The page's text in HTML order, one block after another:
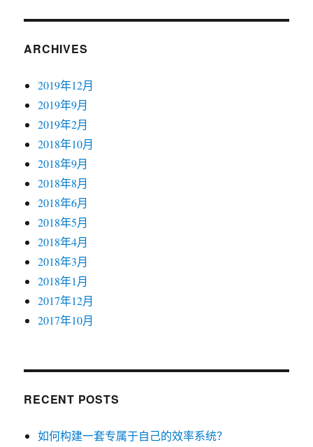
ARCHIVES
2019年12月
2019年9月
2019年2月
2018年10月
2018年9月
2018年8月
2018年6月
2018年5月
2018年4月
2018年3月
2018年1月
2017年12月
2017年10月
RECENT POSTS
如何构建一套专属于自己的效率系统？